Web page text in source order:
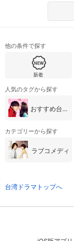
他の条件で探す
新着
人気のタグから探す
おすすめ台湾・中国ドラマ
カテゴリーから探す
ラブコメディ
台湾ドラマトップへ